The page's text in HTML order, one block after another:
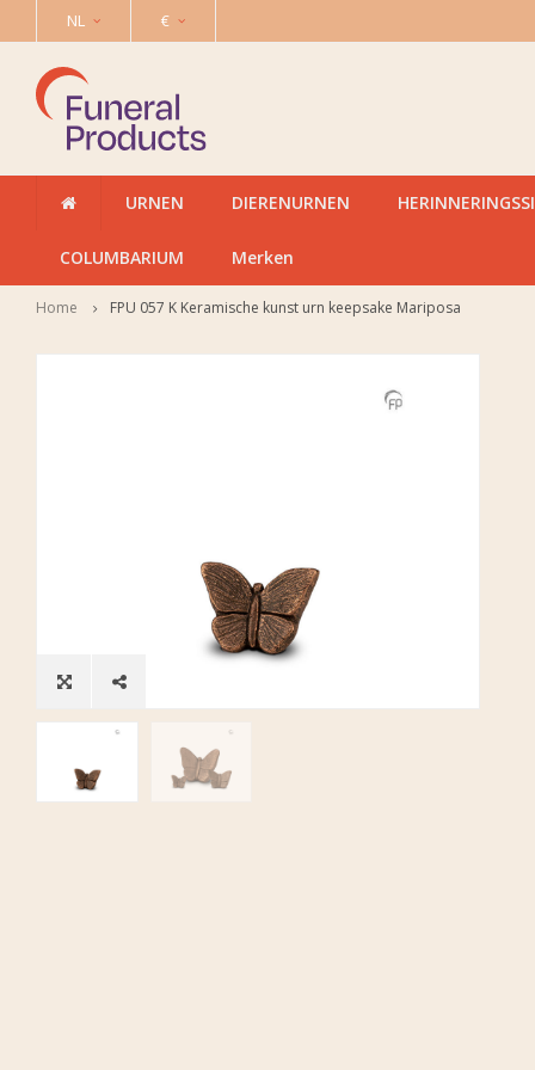
NL €
URNEN DIERENURNEN
COLUMBARIUM Merken
Home FPU 057 K Keramische kunst urn keepsake Mariposa